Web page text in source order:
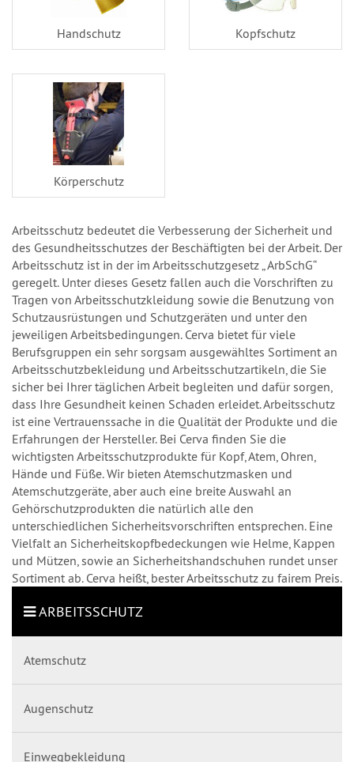
Handschutz Kopfschutz
Körperschutz
Arbeitsschutz bedeutet die Verbesserung der Sicherheit und
des Gesundheitsschutzes der Beschäftigten bei der Arbeit. Der
Arbeitsschutz ist in der im Arbeitsschutzgesetz „ ArbSchG“
geregelt. Unter dieses Gesetz fallen auch die Vorschriften zu
Tragen von Arbeitsschutzkleidung sowie die Benutzung von
Schutzausrüstungen und Schutzgeräten und unter den
jeweiligen Arbeitsbedingungen. Cerva bietet für viele
Berufsgruppen ein sehr sorgsam ausgewähltes Sortiment an
Arbeitsschutzbekleidung und Arbeitsschutzartikeln, die Sie
sicher bei Ihrer täglichen Arbeit begleiten und dafür sorgen,
dass Ihre Gesundheit keinen Schaden erleidet. Arbeitsschutz
ist eine Vertrauenssache in die Qualität der Produkte und die
Erfahrungen der Hersteller. Bei Cerva finden Sie die
wichtigsten Arbeitsschutzprodukte für Kopf, Atem, Ohren,
Hände und Füße. Wir bieten Atemschutzmasken und
Atemschutzgeräte, aber auch eine breite Auswahl an
Gehörschutzprodukten die natürlich alle den
unterschiedlichen Sicherheitsvorschriften entsprechen. Eine
Vielfalt an Sicherheitskopfbedeckungen wie Helme, Kappen
und Mützen, sowie an Sicherheitshandschuhen rundet unser
Sortiment ab. Cerva heißt, bester Arbeitsschutz zu fairem Preis.
ARBEITSSCHUTZ
Atemschutz
Augenschutz
Einwegbekleidung